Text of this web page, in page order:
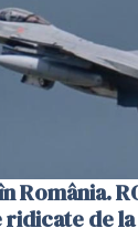
România.
ridicate de